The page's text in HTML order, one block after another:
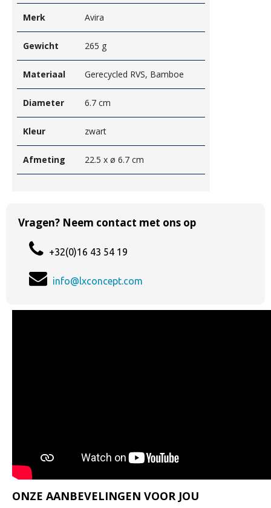
Merk Avira
Gewicht 265 g
Materiaal Gerecycled RVS, Bamboe
Diameter 6.7 cm
Kleur zwart
Afmeting 22.5 x ø 6.7 cm
Vragen? Neem contact met ons op
+32(0)16 43 54 19
info@lxconcept.com
ONZE AANBEVELINGEN VOOR JOU